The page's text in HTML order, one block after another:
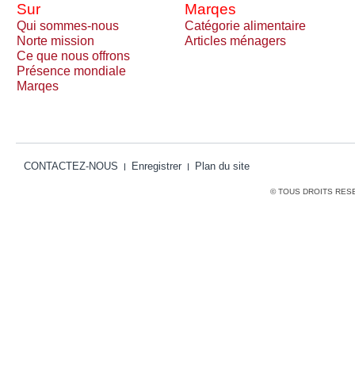
Sur Marqes
Qui sommes-nous
Catégorie alimentaire
Norte mission
Articles ménagers
Ce que nous offrons
Présence mondiale
Marqes
CONTACTEZ-NOUS Enregistrer Plan du site
© TOUS DROITS